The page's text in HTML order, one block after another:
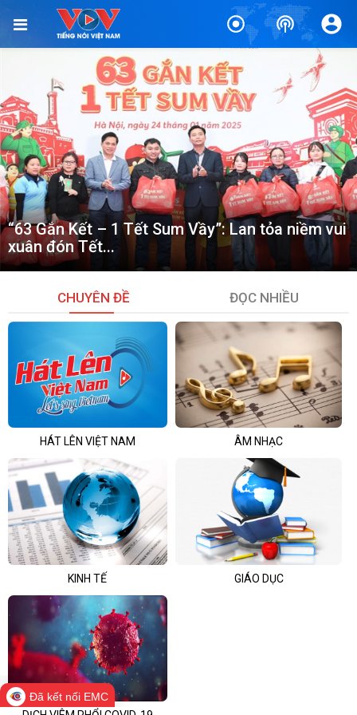
“63 Gắn Kết – 1 Tết Sum Vầy”: Lan tỏa niềm vui
xuân đón Tết...
CHUYÊN ĐỀ ĐỌC NHIỀU
HÁT LÊN VIỆT NAM ÂM NHẠC
KINH TẾ GIÁO DỤC
Đã kết nối EMC